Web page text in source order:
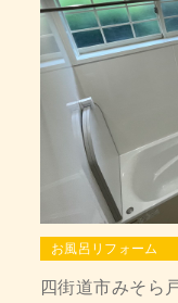
お風呂リフォーム
四街道市みそら